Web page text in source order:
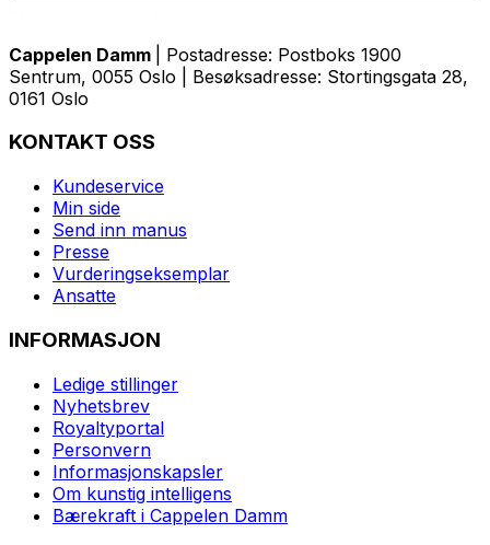
Cappelen Damm
| Postadresse: Postboks 1900
Sentrum, 0055 Oslo | Besøksadresse: Stortingsgata 28,
0161 Oslo
KONTAKT OSS
Kundeservice
Min side
Send inn manus
Presse
Vurderingseksemplar
Ansatte
INFORMASJON
Ledige stillinger
Nyhetsbrev
Royaltyportal
Personvern
Informasjonskapsler
Om kunstig intelligens
Bærekraft i Cappelen Damm